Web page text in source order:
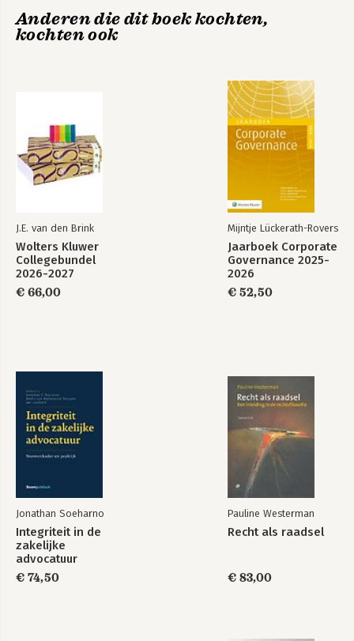
8 Verlies aan mogelijkheid om emissiedoelstellingen te
realiseren 43
10 Administratieve vereisten handel in ‘carbon credits’ 51
11 Belang negatieve emissies. Noodzakelijk, maar niet
12 Afronding 55
13 Dankwoord 57
Anderen die dit boek kochten,
kochten ook
J.E. van den Brink
Wolters Kluwer
Collegebundel
2026-2027
€ 66,00
Mijntje Lückerath-Rovers
Jaarboek Corporate
Governance 2025-
2026
€ 52,50
Jonathan Soeharno
Integriteit in de
zakelijke
advocatuur
€ 74,50
Pauline Westerman
Recht als raadsel
€ 83,00